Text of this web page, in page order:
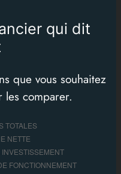
qui dit
que vous souhaitez
comparer.